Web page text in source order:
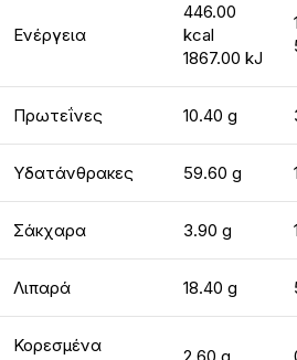
Ενέργεια
446.00
kcal
1867.00 kJ
Πρωτεΐνες 10.40 g
Υδατάνθρακες 59.60 g
Σάκχαρα 3.90 g
Λιπαρά 18.40 g
Κορεσμένα